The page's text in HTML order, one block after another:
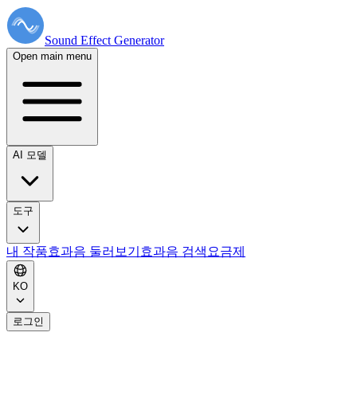
Sound Effect Generator
Open main menu
AI 모델
도구
내 작품효과음 둘러보기 효과음 검색 요금제
KO
로그인